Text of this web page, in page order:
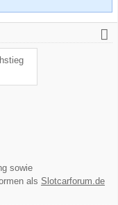
sowie
als Slotcarforum.de